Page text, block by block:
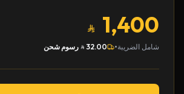
1,400
شامل الضريبة•
32.00 رسوم شحن